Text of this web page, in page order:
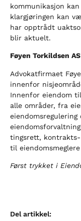
kommunikasjon
klargjøringen kan
har opptrådt
blir aktuelt.
Føyen Torkildsen AS
Advokatfirmaet
innenfor
Innenfor eiendom
alle områder, fra
eiendomsregulering
tingsrett,
til
Først trykket i
Del artikkel: